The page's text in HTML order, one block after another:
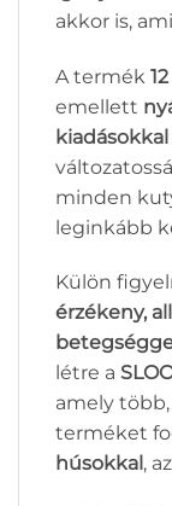
akkor is,
A termék
emellett
kiadásokkal
minden
leginkább
Külön
érzékeny,
létre a
amely
terméket
húsokkal ,